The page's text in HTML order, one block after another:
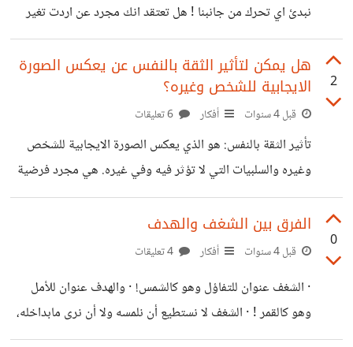
نبدئ اي تحرك من جانبنا ! هل تعتقد انك مجرد عن اردت تغير
من حياتك ستاتيك الفكرة ؟ المشكلات : تعتبر المشكلات التي
تواجهنا في حياتنا مصدرا مهم جدا لتزويدنا بالأفكار التي يمكن
أن تغير الكثير في حياتنا وفي أعمالنا. التخطيط في المستقبل:
تفكير الإنسان في مستقبل عمله أو مستقبله الوظيفي أحد
الأشياء التي تأتي منها بأفكار ابتكارية متطورة. هل جربت المشي
بقصد عن تفكر؟ تبدو فكرة رائعة لماذا
2
هل يمكن لتأثير الثقة بالنفس عن يعكس الصورة
الايجابية للشخص وغيره؟
قبل 4 سنوات أفكار
تأثير الثقة بالنفس: هو الذي يعكس الصورة الايجابية للشخص
وغيره والسلبيات التي لا تؤثر فيه وفي غيره. هي مجرد فرضية
يمكنك تجربتها، او عدم الاعتراف بها لأنه مجرد فرضية . نعتبر
اننا في غرفة مظلمة ولدينا مصباح ومراءة، قمنا بتوجيه الضوء
نحوها، سينعكس عليك الضوء وترى نفسك امام المراءة، وتأثير
الغرفة؟ لا ينعكس عليك الضوء وتأثيرها يكون محدد على جزء
من الجدار. هكذا هو تأثير الثقة بالنفس واذا اردت
0
الفرق بين الشغف والهدف
قبل 4 سنوات أفكار
· الشغف عنوان للتفاؤل وهو كالشمس! · والهدف عنوان للأمل
وهو كالقمر ! · الشغف لا نستطيع أن نلمسه ولا أن نرى مابداخله،
ولكنه يؤثر فينا كالشمس اما الهدف نستطيع عن نراه ونرى